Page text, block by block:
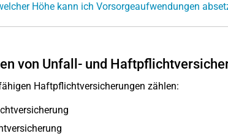
Höhe kann ich Vorsorgeaufwendungen
von Unfall- und
Haftpflichtversicherungen zählen: